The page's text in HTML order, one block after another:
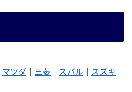
マツダ ｜ 三菱 ｜ スバル ｜ スズキ ｜